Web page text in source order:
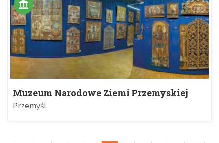
Muzeum Narodowe Ziemi Przemyskiej
Przemyśl